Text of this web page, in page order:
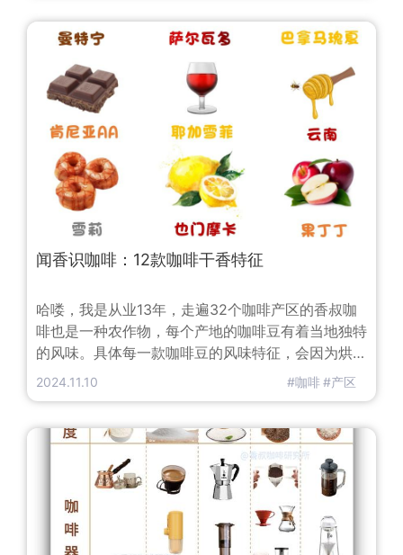
亚出产的咖啡，所有无法区分品种的豆子，都会统一
这么个通
闻香识咖啡：12款咖啡干香特征
哈喽，我是从业13年，走遍32个咖啡产区的香叔咖
啡也是一种农作物，每个产地的咖啡豆有着当地独特
的风味。具体每一款咖啡豆的风味特征，会因为烘焙
方式不同有所变化，香叔仅就该产区典型的咖啡豆特
或与热水结合后，挥散在空气中，由鼻腔的嗅觉细胞
接收，然后传达大脑所呈现的气味模式。对于咖啡的
香气来说，在室温下没有和热水接
2024.11.10 #咖啡#产区